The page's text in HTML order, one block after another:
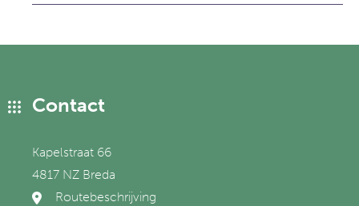
Contact
Kapelstraat 66
4817 NZ Breda
Routebeschrijving